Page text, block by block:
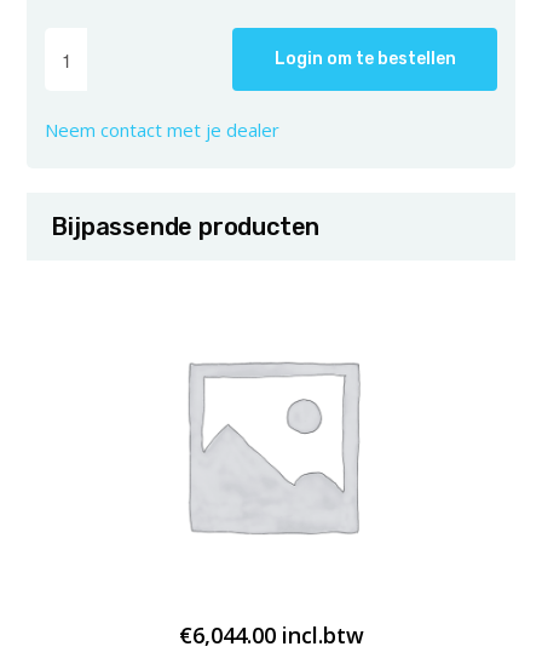
Login om te bestellen
Neem contact met je dealer
Bijpassende producten
€6,044.00 incl.btw